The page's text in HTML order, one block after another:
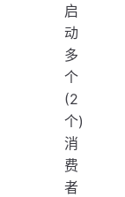
启
动
多
个
(2
个)
消
费
者